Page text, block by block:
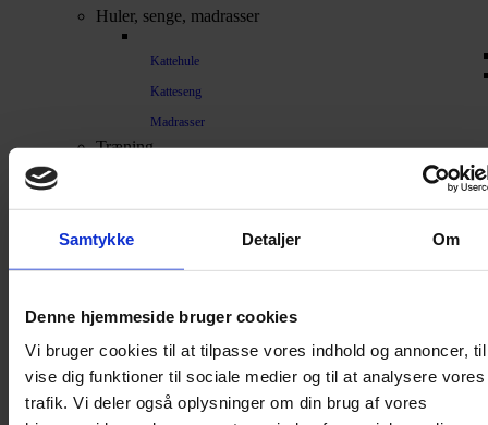
Samtykke Detaljer Om
Denne hjemmeside bruger cookies
Vi bruger cookies til at tilpasse vores indhold og annoncer,
vise dig funktioner til sociale medier og til at analysere vores
trafik. Vi deler også oplysninger om din brug af vores
Huler, senge, madrasser
Kattehule
Katteseng
Madrasser
Træning
Halsbånd og seler
Halsbånd med lys
Seler / Liner
Kattetegn
Kattetoilet